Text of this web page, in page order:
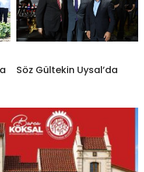
Söz Gültekin Uysal’da